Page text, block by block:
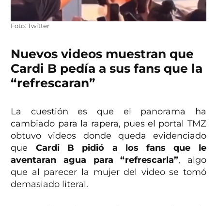
Foto: Twitter
Nuevos videos muestran que
Cardi B pedía a sus fans que la
“refrescaran”
La cuestión es que el panorama ha
cambiado para la rapera, pues el portal TMZ
obtuvo videos donde queda evidenciado
que Cardi B pidió a los fans que le
aventaran agua para “refrescarla”, algo
que al parecer la mujer del video se tomó
demasiado literal.